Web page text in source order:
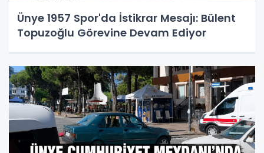
Ünye 1957 Spor'da İstikrar Mesajı: Bülent
Topuzoğlu Görevine Devam Ediyor